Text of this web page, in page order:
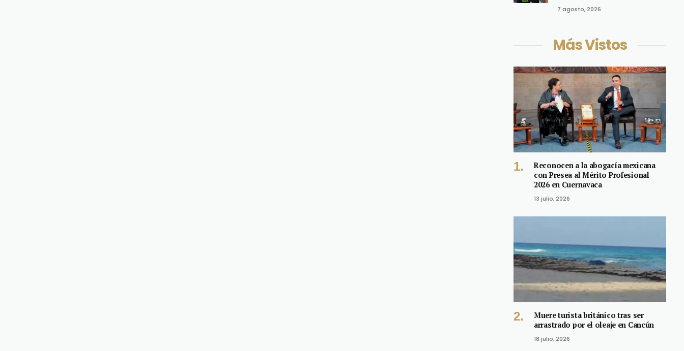
7 agosto, 2026
Más Vistos
Reconocen a la abogacía mexicana
con Presea al Mérito Profesional
2026 en Cuernavaca
13 julio, 2026
Muere turista británico tras ser
arrastrado por el oleaje en Cancún
18 julio, 2026